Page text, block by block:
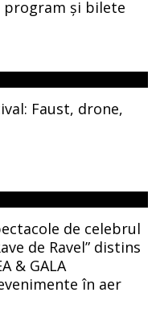
program și bilete
Faust, drone,
de celebrul
de Ravel” distins
& GALA
în aer